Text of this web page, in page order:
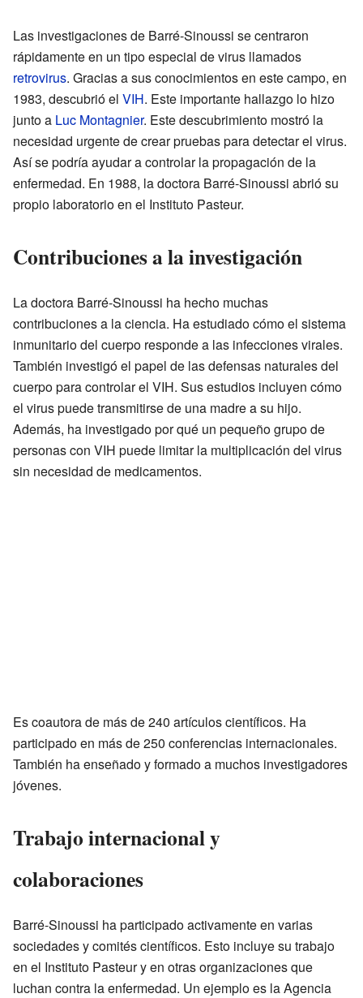
Las investigaciones de Barré-Sinoussi se centraron
rápidamente en un tipo especial de virus llamados
retrovirus. Gracias a sus conocimientos en este campo, en
1983, descubrió el VIH. Este importante hallazgo lo hizo
junto a Luc Montagnier. Este descubrimiento mostró la
necesidad urgente de crear pruebas para detectar el virus.
Así se podría ayudar a controlar la propagación de la
enfermedad. En 1988, la doctora Barré-Sinoussi abrió su
propio laboratorio en el Instituto Pasteur.
Contribuciones a la investigación
La doctora Barré-Sinoussi ha hecho muchas
contribuciones a la ciencia. Ha estudiado cómo el sistema
inmunitario del cuerpo responde a las infecciones virales.
También investigó el papel de las defensas naturales del
cuerpo para controlar el VIH. Sus estudios incluyen cómo
el virus puede transmitirse de una madre a su hijo.
Además, ha investigado por qué un pequeño grupo de
personas con VIH puede limitar la multiplicación del virus
sin necesidad de medicamentos.
Es coautora de más de 240 artículos científicos. Ha
participado en más de 250 conferencias internacionales.
También ha enseñado y formado a muchos investigadores
jóvenes.
Trabajo internacional y
colaboraciones
Barré-Sinoussi ha participado activamente en varias
sociedades y comités científicos. Esto incluye su trabajo
en el Instituto Pasteur y en otras organizaciones que
luchan contra la enfermedad. Un ejemplo es la Agencia